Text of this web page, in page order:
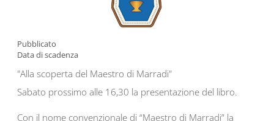
Pubblicato
Data di scadenza
"Alla scoperta del Maestro di Marradi"
Sabato prossimo alle 16,30 la presentazione del libro.
Con il nome convenzionale di “Maestro di Marradi” la